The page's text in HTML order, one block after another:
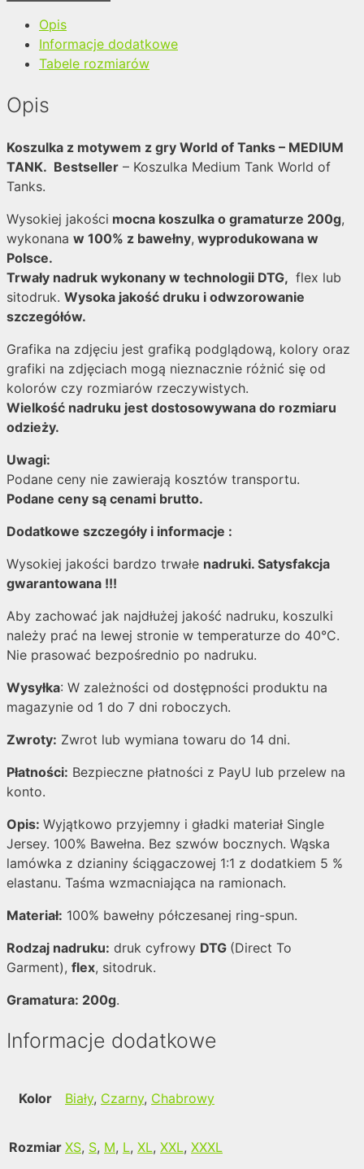
Opis
Informacje dodatkowe
Tabele rozmiarów
Opis
Koszulka z motywem z gry World of Tanks – MEDIUM
TANK. Bestseller – Koszulka Medium Tank World of
Tanks.
Wysokiej jakości mocna koszulka o gramaturze 200g,
wykonana w 100% z bawełny, wyprodukowana w
Polsce.
Trwały nadruk wykonany w technologii DTG, flex lub
sitodruk. Wysoka jakość druku i odwzorowanie
szczegółów.
Grafika na zdjęciu jest grafiką podglądową, kolory oraz
grafiki na zdjęciach mogą nieznacznie różnić się od
kolorów czy rozmiarów rzeczywistych.
Wielkość nadruku jest dostosowywana do rozmiaru
odzieży.
Uwagi:
Podane ceny nie zawierają kosztów transportu.
Podane ceny są cenami brutto.
Dodatkowe szczegóły i informacje :
Wysokiej jakości bardzo trwałe nadruki. Satysfakcja
gwarantowana !!!
Aby zachować jak najdłużej jakość nadruku, koszulki
należy prać na lewej stronie w temperaturze do 40°C.
Nie prasować bezpośrednio po nadruku.
Wysyłka: W zależności od dostępności produktu na
magazynie od 1 do 7 dni roboczych.
Zwroty: Zwrot lub wymiana towaru do 14 dni.
Płatności: Bezpieczne płatności z PayU lub przelew na
konto.
Opis: Wyjątkowo przyjemny i gładki materiał Single
Jersey. 100% Bawełna. Bez szwów bocznych. Wąska
lamówka z dzianiny ściągaczowej 1:1 z dodatkiem 5 %
elastanu. Taśma wzmacniająca na ramionach.
Materiał: 100% bawełny półczesanej ring-spun.
Rodzaj nadruku: druk cyfrowy DTG (Direct To
Garment), flex, sitodruk.
Gramatura: 200g.
Informacje dodatkowe
Kolor Biały, Czarny, Chabrowy
Rozmiar XS, S, M, L, XL, XXL, XXXL